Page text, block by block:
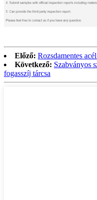
Előző: Rozsdamentes
Következő: Szabványos
fogasszíj tárcsa